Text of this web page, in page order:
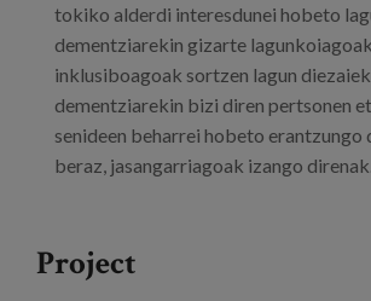
tokiko alderdi interesdunei hobeto
dementziarekin gizarte
inklusiboagoak sortzen lagun
dementziarekin bizi diren pertsonen
senideen beharrei hobeto erantzungo
beraz, jasangarriagoak izango direnak.
Project